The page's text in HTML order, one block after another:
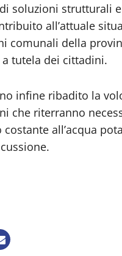
soluzioni strutturali
all’attuale
comunali della
tutela dei cittadini.
infine ribadito la
che riterranno
all’acqua